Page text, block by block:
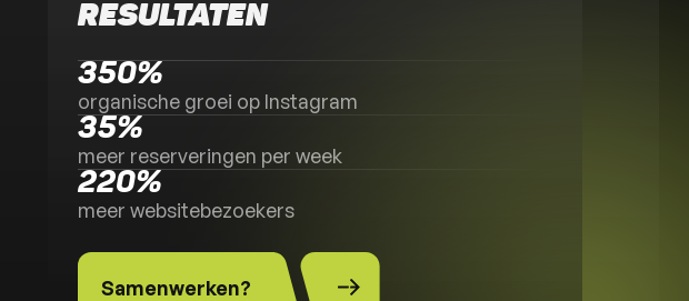
RESULTATEN
350%
organische groei op Instagram
35%
meer reserveringen per week
220%
meer websitebezoekers
Samenwerken?